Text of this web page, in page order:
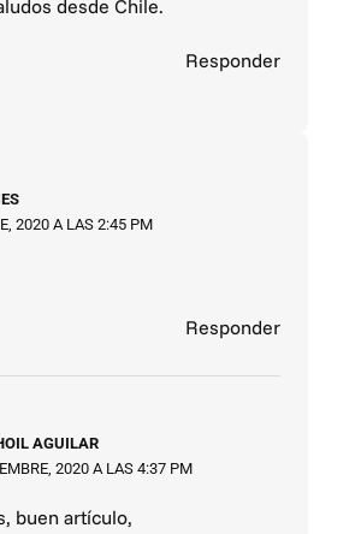
desde Chile.
Responder
2020 A LAS 2:45 PM
Responder
AGUILAR
2020 A LAS 4:37 PM
buen artículo,